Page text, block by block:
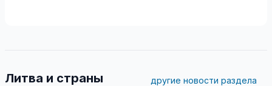
Литва и страны
другие новости раздела